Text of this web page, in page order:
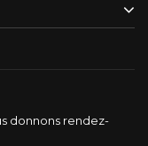
donnons rendez-